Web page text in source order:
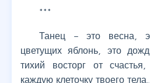
***
Танец – это весна,
цветущих яблонь, это
тихий восторг от
каждую клеточку твоего тела…